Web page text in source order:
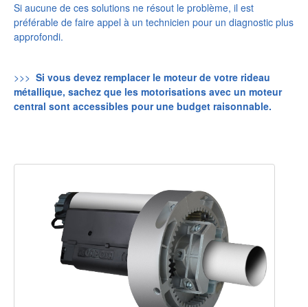
Si aucune de ces solutions ne résout le problème, il est
préférable de faire appel à un technicien pour un diagnostic plus
approfondi.
>>> Si vous devez remplacer le moteur de votre rideau
métallique, sachez que les motorisations avec un moteur
central sont accessibles pour une budget raisonnable.